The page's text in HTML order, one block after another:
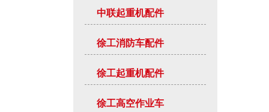
中联起重机配件
徐工消防车配件
徐工起重机配件
徐工高空作业车